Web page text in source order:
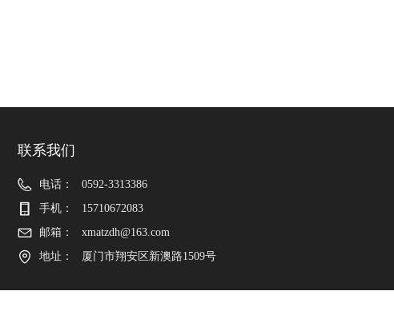
联系我们
电话：
0592-3313386
手机：
15710672083
邮箱：
xmatzdh@163.com
地址：
厦门市翔安区新澳路1509号